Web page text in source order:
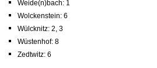
Weide(n)bach: 1
Wolckenstein: 6
Wülcknitz: 2, 3
Wüstenhof: 8
Zedtwitz: 6